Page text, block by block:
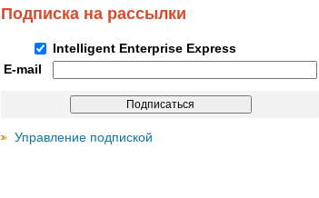
Подписка на рассылки
Intelligent Enterprise Express
E-mail
Управление подпиской